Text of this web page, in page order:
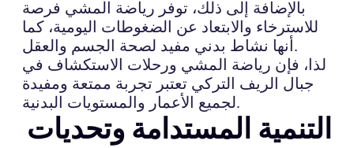
بالإضافة إلى ذلك، توفر رياضة المشي فرصة
للاسترخاء والابتعاد عن الضغوطات اليومية، كما
أنها نشاط بدني مفيد لصحة الجسم والعقل.
لذا، فإن رياضة المشي ورحلات الاستكشاف في
جبال الريف التركي تعتبر تجربة ممتعة ومفيدة
لجميع الأعمار والمستويات البدنية.
التنمية المستدامة وتحديات